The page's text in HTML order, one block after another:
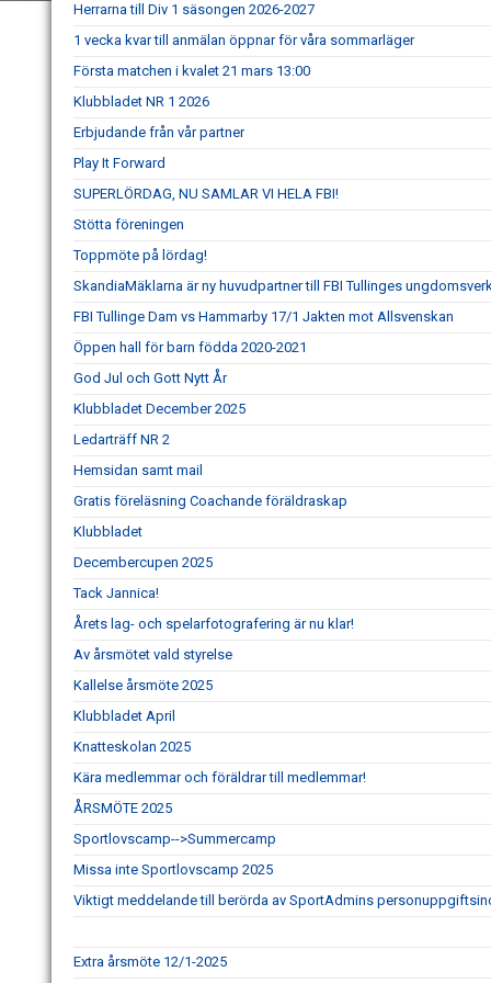
Herrarna till Div 1 säsongen 2026-2027
1 vecka kvar till anmälan öppnar för våra sommarläger
Första matchen i kvalet 21 mars 13:00
Klubbladet NR 1 2026
Erbjudande från vår partner
Play It Forward
SUPERLÖRDAG, NU SAMLAR VI HELA FBI!
Stötta föreningen
Toppmöte på lördag!
SkandiaMäklarna är ny huvudpartner till FBI Tullinges
FBI Tullinge Dam vs Hammarby 17/1 Jakten mot Allsvenskan
Öppen hall för barn födda 2020-2021
God Jul och Gott Nytt År
Klubbladet December 2025
Ledarträff NR 2
Hemsidan samt mail
Gratis föreläsning Coachande föräldraskap
Klubbladet
Decembercupen 2025
Tack Jannica!
Årets lag- och spelarfotografering är nu klar!
Av årsmötet vald styrelse
Kallelse årsmöte 2025
Klubbladet April
Knatteskolan 2025
Kära medlemmar och föräldrar till medlemmar!
ÅRSMÖTE 2025
Sportlovscamp-->Summercamp
Missa inte Sportlovscamp 2025
Viktigt meddelande till berörda av SportAdmins
Extra årsmöte 12/1-2025